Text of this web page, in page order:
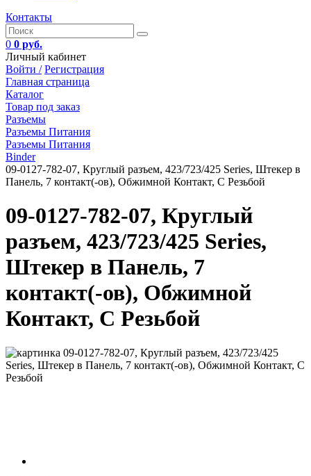
Контакты
0 0 руб.
Личный кабинет
Войти / Регистрация
Главная страница
Каталог
Товар под заказ
Разъемы
Разъемы Питания
Разъемы Питания
Binder
09-0127-782-07, Круглый разъем, 423/723/425 Series, Штекер в
Панель, 7 контакт(-ов), Обжимной Контакт, С Резьбой
09-0127-782-07, Круглый
разъем, 423/723/425 Series,
Штекер в Панель, 7
контакт(-ов), Обжимной
Контакт, С Резьбой